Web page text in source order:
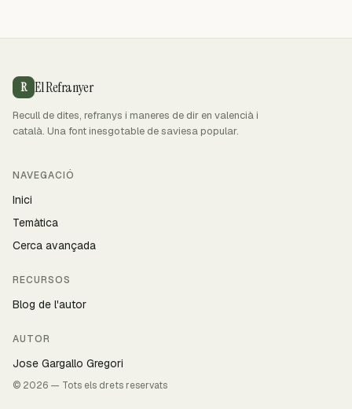
R El Refranyer
Recull de dites, refranys i maneres de dir en valencià i
català. Una font inesgotable de saviesa popular.
NAVEGACIÓ
Inici
Temàtica
Cerca avançada
RECURSOS
Blog de l'autor
AUTOR
Jose Gargallo Gregori
© 2026 — Tots els drets reservats